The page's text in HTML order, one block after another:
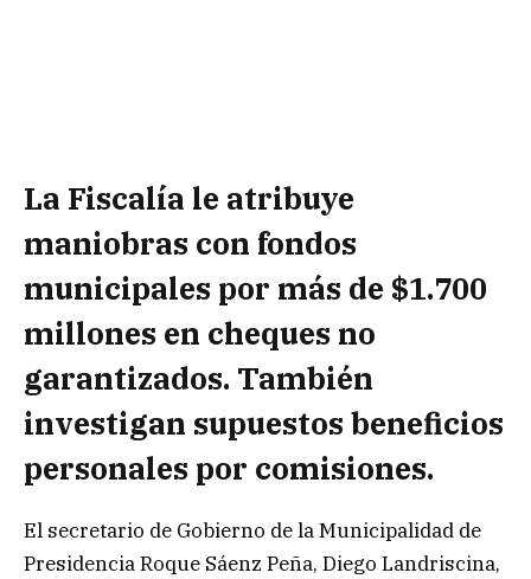
La Fiscalía le atribuye
maniobras con fondos
municipales por más de $1.700
millones en cheques no
garantizados. También
investigan supuestos beneficios
personales por comisiones.
El secretario de Gobierno de la Municipalidad de
Presidencia Roque Sáenz Peña, Diego Landriscina,